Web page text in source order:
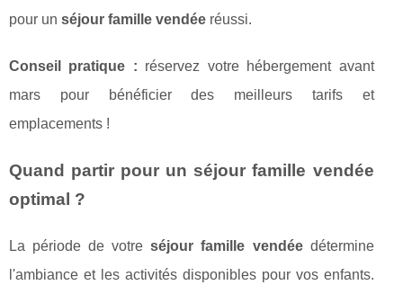
pour un séjour famille vendée réussi.
Conseil pratique : réservez votre hébergement avant
mars pour bénéficier des meilleurs tarifs et
emplacements !
Quand partir pour un séjour famille vendée
optimal ?
La période de votreséjour famille vendéedétermine
l'ambiance et les activités disponibles pour vos enfants.